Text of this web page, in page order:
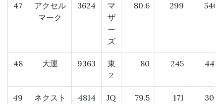
47
アクセル
マーク
3624
マ
ザ
ー
ズ
80.6 299 540
48 大運 9363
東
2
80 245 441
49
ネクスト
4814 JQ 79.5 171 307